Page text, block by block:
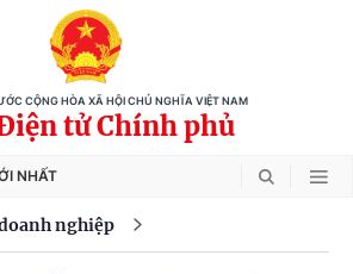
CỘNG HÒA XÃ HỘI CHỦ NGHĨA VIỆT NAM
tử Chính phủ
NHẤT
nghiệp